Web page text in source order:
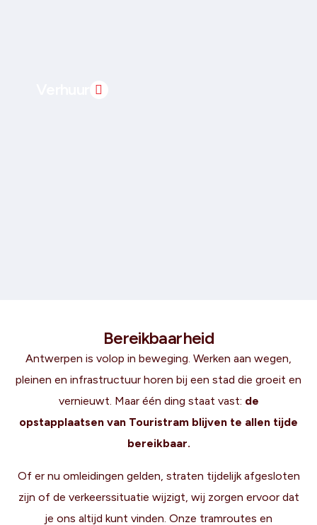
Bereikbaarheid
Antwerpen is volop in beweging. Werken aan wegen,
pleinen en infrastructuur horen bij een stad die groeit en
vernieuwt. Maar één ding staat vast: de
opstapplaatsen van Touristram blijven te allen tijde
bereikbaar.
Of er nu omleidingen gelden, straten tijdelijk afgesloten
zijn of de verkeerssituatie wijzigt, wij zorgen ervoor dat
je ons altijd kunt vinden. Onze tramroutes en